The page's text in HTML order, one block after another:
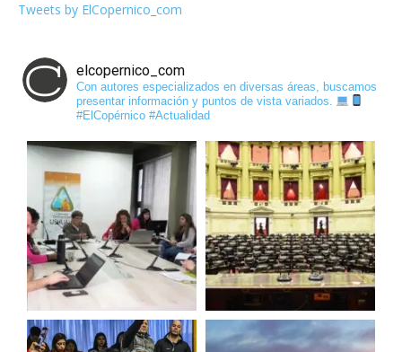
Tweets by ElCopernico_com
elcopernico_com
Con autores especializados en diversas áreas, buscamos
presentar información y puntos de vista variados.
#ElCopérnico #Actualidad